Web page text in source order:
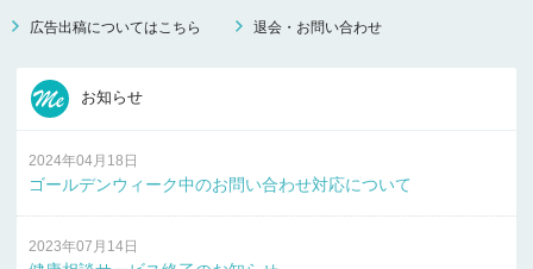
広告出稿についてはこちら 退会・お問い合わせ
お知らせ
2024年04月18日
ゴールデンウィーク中のお問い合わせ対応について
2023年07月14日